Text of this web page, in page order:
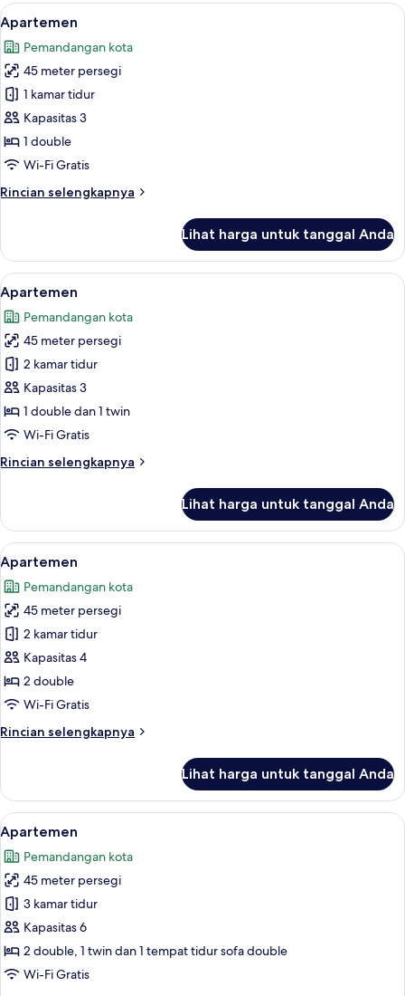
Tempat
Tidur
Twin
Lihat
semua
foto
untuk
Apartemen
Apartemen | Dapur pribadi | Lemari
5
Apartemen
Pemandangan kota
45 meter persegi
1 kamar tidur
Kapasitas 3
1 double
Wi-Fi Gratis
Rincian selengkapnya
Rincian
Apartemen
Lihat harga untuk tanggal Anda
Lihat
semua
foto
untuk
Apartemen
Seprai premium, meja kerja, ruang
3
Apartemen
Pemandangan kota
45 meter persegi
2 kamar tidur
Kapasitas 3
1 double dan 1 twin
Wi-Fi Gratis
Rincian selengkapnya
Rincian
Apartemen
Lihat harga untuk tanggal Anda
Lihat
semua
foto
untuk
Apartemen
Apartemen | Seprai premium, meja
5
Apartemen
Pemandangan kota
45 meter persegi
2 kamar tidur
Kapasitas 4
2 double
Wi-Fi Gratis
Rincian selengkapnya
Rincian
Apartemen
Lihat harga untuk tanggal Anda
Lihat
semua
foto
untuk
Apartemen
Seprai premium, meja kerja, ruang
3
Apartemen
Pemandangan kota
45 meter persegi
3 kamar tidur
Kapasitas 6
2 double, 1 twin dan 1 tempat tidur sofa double
Wi-Fi Gratis